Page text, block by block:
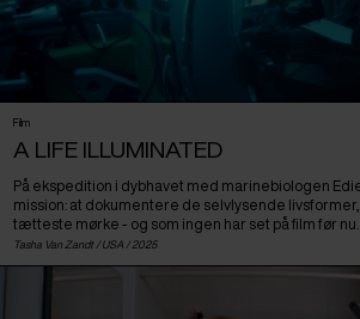
Film
A LIFE ILLUMINATED
På ekspedition i dybhavet med marinebiologen
mission: at dokumentere de selvlysende
tætteste mørke - og som ingen har set på film før nu.
Tasha Van Zandt / USA / 2025